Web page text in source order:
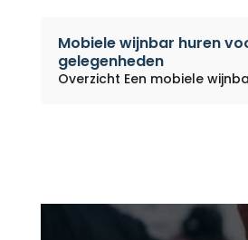
Mobiele wijnbar huren
gelegenheden
Overzicht Een mobiele